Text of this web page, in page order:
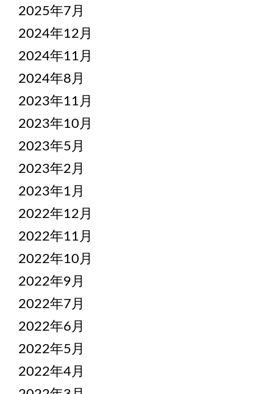
2025年7月
2024年12月
2024年11月
2024年8月
2023年11月
2023年10月
2023年5月
2023年2月
2023年1月
2022年12月
2022年11月
2022年10月
2022年9月
2022年7月
2022年6月
2022年5月
2022年4月